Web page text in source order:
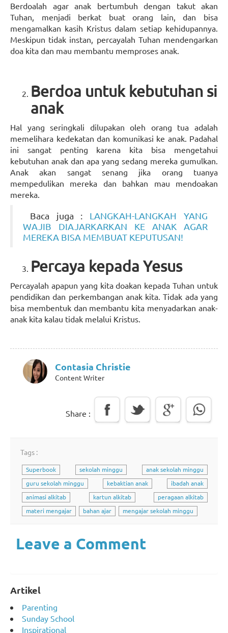
Berdoalah agar anak bertumbuh dengan takut akan
Tuhan, menjadi berkat buat orang lain, dan bisa
mengamalkan kasih Kristus dalam setiap kehidupannya.
Meskipun tidak instan, percayalah Tuhan mendengarkan
doa kita dan mau membantu memproses anak.
Berdoa untuk kebutuhan si
anak
Hal yang seringkali dilupakan oleh orang tua adalah
memelihara kedekatan dan komunikasi ke anak. Padahal
ini sangat penting karena kita bisa mengetahui
kebutuhan anak dan apa yang sedang mereka gumulkan.
Anak akan sangat senang jika orang tuanya
mempedulikan mereka dan bahkan mau mendoakan
mereka.
Baca juga : LANGKAH-LANGKAH YANG
WAJIB DIAJARKARKAN KE ANAK AGAR
MEREKA BISA MEMBUAT KEPUTUSAN!
Percaya kepada Yesus
Percayalah apapun yang kita doakan kepada Tuhan untuk
pendidikan dan perkembangan anak kita. Tidak ada yang
bisa membentuk dan membantu kita menyadarkan anak-
anak kita kalau tidak melalui Kristus.
Contasia Christie
Content Writer
Share :
Tags :
Superbook sekolah minggu
anak sekolah minggu
guru sekolah minggu
kebaktian anak
ibadah anak
animasi alkitab
kartun alkitab
peragaan alkitab
materi mengajar
bahan ajar mengajar sekolah minggu
Leave a Comment
Artikel
Parenting
Sunday School
Inspirational